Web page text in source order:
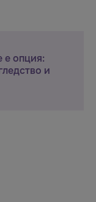
е опция:
и